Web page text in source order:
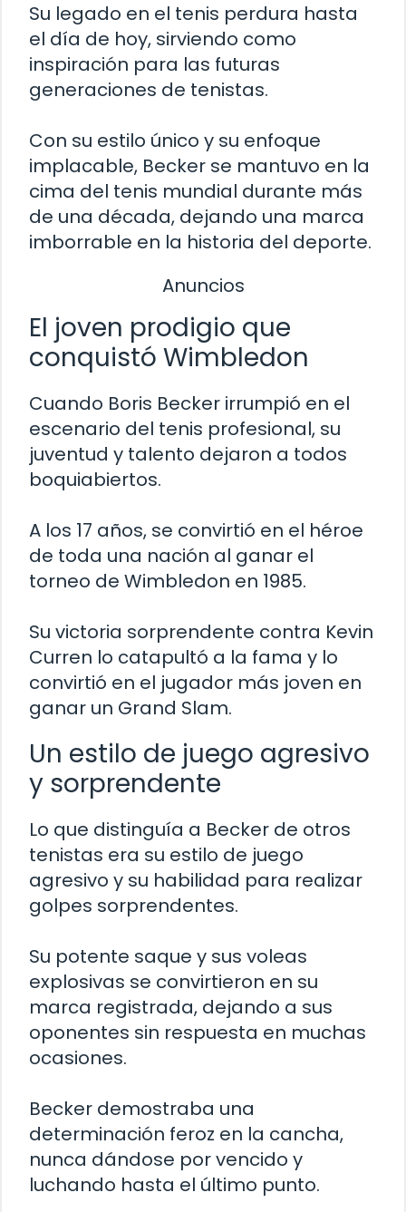
Su legado en el tenis perdura hasta
el día de hoy, sirviendo como
inspiración para las futuras
generaciones de tenistas.
Con su estilo único y su enfoque
implacable, Becker se mantuvo en la
cima del tenis mundial durante más
de una década, dejando una marca
imborrable en la historia del deporte.
Anuncios
El joven prodigio que
conquistó Wimbledon
Cuando Boris Becker irrumpió en el
escenario del tenis profesional, su
juventud y talento dejaron a todos
boquiabiertos.
A los 17 años, se convirtió en el héroe
de toda una nación al ganar el
torneo de Wimbledon en 1985.
Su victoria sorprendente contra Kevin
Curren lo catapultó a la fama y lo
convirtió en el jugador más joven en
ganar un Grand Slam.
Un estilo de juego agresivo
y sorprendente
Lo que distinguía a Becker de otros
tenistas era su estilo de juego
agresivo y su habilidad para realizar
golpes sorprendentes.
Su potente saque y sus voleas
explosivas se convirtieron en su
marca registrada, dejando a sus
oponentes sin respuesta en muchas
ocasiones.
Becker demostraba una
determinación feroz en la cancha,
nunca dándose por vencido y
luchando hasta el último punto.